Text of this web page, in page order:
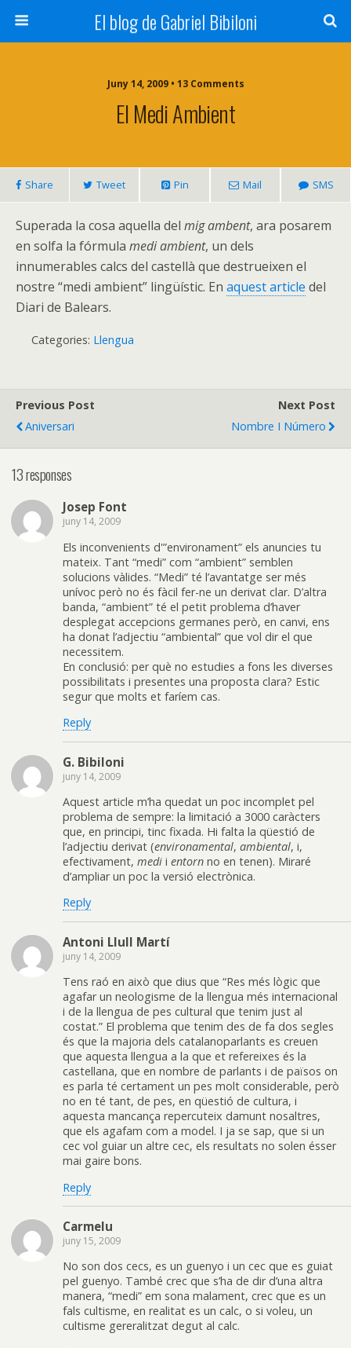
El blog de Gabriel Bibiloni
Juny 14, 2009 • 13 Comments
El Medi Ambient
Share Tweet Pin Mail SMS
Superada la cosa aquella del mig ambent, ara posarem
en solfa la fórmula medi ambient, un dels
innumerables calcs del castellà que destrueixen el
nostre “medi ambient” lingüístic. En aquest article del
Diari de Balears.
Categories: Llengua
Previous Post
Aniversari
Next Post
Nombre I Número
13 responses
Josep Font
juny 14, 2009
Els inconvenients d'”environament” els anuncies tu
mateix. Tant “medi” com “ambient” semblen
solucions vàlides. “Medi” té l’avantatge ser més
unívoc però no és fàcil fer-ne un derivat clar. D’altra
banda, “ambient” té el petit problema d’haver
desplegat accepcions germanes però, en canvi, ens
ha donat l’adjectiu “ambiental” que vol dir el que
necessitem.
En conclusió: per què no estudies a fons les diverses
possibilitats i presentes una proposta clara? Estic
segur que molts et faríem cas.
Reply
G. Bibiloni
juny 14, 2009
Aquest article m’ha quedat un poc incomplet pel
problema de sempre: la limitació a 3000 caràcters
que, en principi, tinc fixada. Hi falta la qüestió de
l’adjectiu derivat (environamental, ambiental, i,
efectivament, medi i entorn no en tenen). Miraré
d’ampliar un poc la versió electrònica.
Reply
Antoni Llull Martí
juny 14, 2009
Tens raó en això que dius que “Res més lògic que
agafar un neologisme de la llengua més internacional
i de la llengua de pes cultural que tenim just al
costat.” El problema que tenim des de fa dos segles
és que la majoria dels catalanoparlants es creuen
que aquesta llengua a la que et refereixes és la
castellana, que en nombre de parlants i de països on
es parla té certament un pes molt considerable, però
no en té tant, de pes, en qüestió de cultura, i
aquesta mancança repercuteix damunt nosaltres,
que els agafam com a model. I ja se sap, que si un
cec vol guiar un altre cec, els resultats no solen ésser
mai gaire bons.
Reply
Carmelu
juny 15, 2009
No son dos cecs, es un guenyo i un cec que es guiat
pel guenyo. També crec que s’ha de dir d’una altra
manera, “medi” em sona malament, crec que es un
fals cultisme, en realitat es un calc, o si voleu, un
cultisme gereralitzat degut al calc.